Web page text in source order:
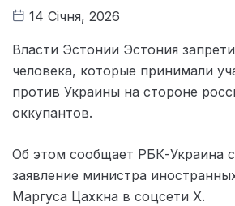
14 Січня, 2026
Власти Эстонии Эстония
человека, которые принимали
против Украины на стороне
оккупантов.
Об этом сообщает РБК-Украина
заявление министра
Маргуса Цахкна в соцсети Х.